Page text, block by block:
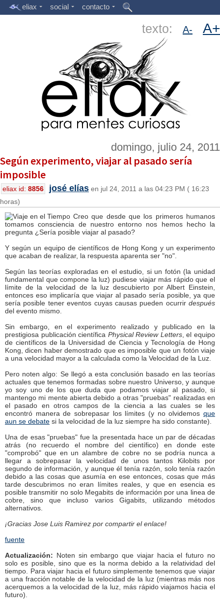
eliax social contacto
texto: A- A+
domingo, julio 24, 2011
Según experimento, viajar al pasado sería
imposible
eliax id: 8856 josé elías en jul 24, 2011 a las 04:23 PM ( 16:23
horas)
Creo que desde que los primeros humanos
tomamos consciencia de nuestro entorno nos hemos hecho la
pregunta ¿Sería posible viajar al pasado?
Y según un equipo de científicos de Hong Kong y un experimento
que acaban de realizar, la respuesta aparenta ser "no".
Según las teorías exploradas en el estudio, si un fotón (la unidad
fundamental que compone la luz) pudiese viajar más rápido que el
límite de la velocidad de la luz descubierto por Albert Einstein,
entonces eso implicaría que viajar al pasado sería posible, ya que
sería posible tener eventos cuyas causas pueden ocurrir después
del evento mismo.
Sin embargo, en el experimento realizado y publicado en la
prestigiosa publicación científica Physical Review Letters, el equipo
de científicos de la Universidad de Ciencia y Tecnología de Hong
Kong, dicen haber demostrado que es imposible que un fotón viaje
a una velocidad mayor a la calculada como la Velocidad de la Luz.
Pero noten algo: Se llegó a esta conclusión basado en las teorías
actuales que tenemos formadas sobre nuestro Universo, y aunque
yo soy uno de los que duda que podamos viajar al pasado, si
mantengo mi mente abierta debido a otras "pruebas" realizadas en
el pasado en otros campos de la ciencia a las cuales se les
encontró manera de sobrepasar los límites (y no olvidemos que
aun se debate si la velocidad de la luz siempre ha sido constante).
Una de esas "pruebas" fue la presentada hace un par de décadas
atrás (no recuerdo el nombre del científico) en donde este
"comprobó" que en un alambre de cobre no se podría nunca a
llegar a sobrepasar la velocidad de unos tantos Kilobits por
segundo de información, y aunque él tenía razón, solo tenía razón
debido a las cosas que asumía en ese entonces, cosas que más
tarde descubrimos no eran límites reales, y que en esencia es
posible transmitir no solo Megabits de información por una linea de
cobre, sino que incluso varios Gigabits, utilizando métodos
alternativos.
¡Gracias Jose Luis Ramirez por compartir el enlace!
fuente
Actualización: Noten sin embargo que viajar hacia el futuro no
solo es posible, sino que es la norma debido a la relatividad del
tiempo. Para viajar hacia el futuro simplemente tenemos que viajar
a una fracción notable de la velocidad de la luz (mientras más nos
acerquemos a la velocidad de la luz, más rápido viajamos hacia el
futuro).